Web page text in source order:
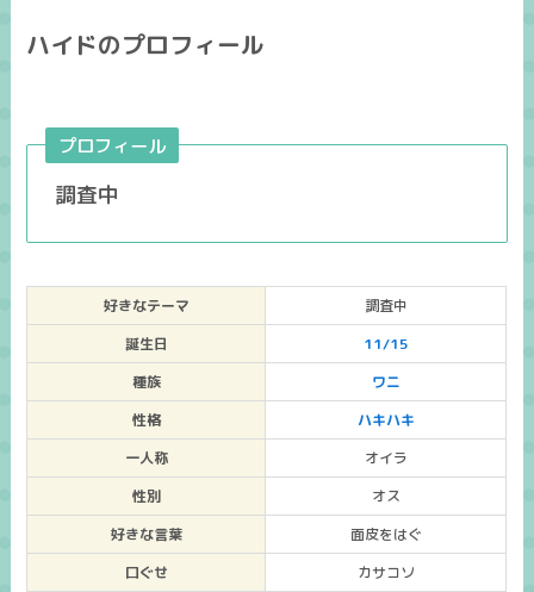
ハイドのプロフィール
プロフィール
調査中
好きなテーマ
調査中
誕生日
11/15
種族
ワニ
性格
ハキハキ
一人称
オイラ
性別
オス
好きな言葉
面皮をはぐ
口ぐせ
カサコソ